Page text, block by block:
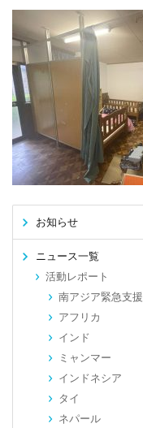
お知らせ
ニュース一覧
活動レポート
南アジア緊急支援
アフリカ
インド
ミャンマー
インドネシア
タイ
ネパール